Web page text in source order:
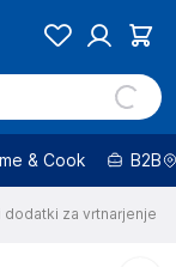
& Cook B2B
dodatki za vrtnarjenje